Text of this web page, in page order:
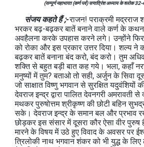
(सम्पूर्ण महाभारत (कर्ण पर्व) सप्तत्रिंश अध्याय के श्लोक 32-
संजय कहते हैं ;-राजन! पराक्रमी मद्रराज
भरकर बढ़-बढ़कर बातें बनाने वाले कर्ण के
अवहैलना करके उपहास करने लगे। उन्होंने
को रोका और इस प्रकार उत्तर दिया। शल्य
बढ़कर बातें बनाना बंद करो, बंद करो। तुम
शक्ति से बहुत बड़ी बात कह गये। भला, कहाँ
मनुष्यों में तुम? बताओ तो सही, अर्जुन के सिवा
जो साक्षात विष्णु भगवान से सुरक्षित यदुवंशियों
देवराज इन्द्र द्वारा पालित देवनगरी अमरावती
मथकर पुरुषोत्तम श्रीकृष्ण की छोटी बहिन
सके। देवराज इन्द्र के समान बल और प्रभाव
छोड़कर इस संसार में दूसरा कौर ऐसा वीर पुरुष
मारने के विषय में उठे हुए विवाद के अवसर पर
त्रिलोकी नाथ भगवान शंकर को भी युद्ध के